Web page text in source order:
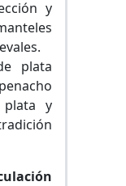
y
plata
plata y